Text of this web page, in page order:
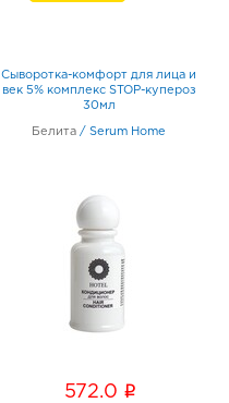
Сыворотка-комфорт для лица и
век 5% комплекс STOP-купероз
30мл
Белита / Serum Home
572.0 i